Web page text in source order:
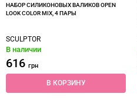
НАБОР СИЛИКОНОВЫХ ВАЛИКОВ OPEN
LOOK COLOR MIX, 4 ПАРЫ
SCULPTOR
В наличии
616 грн
В КОРЗИНУ